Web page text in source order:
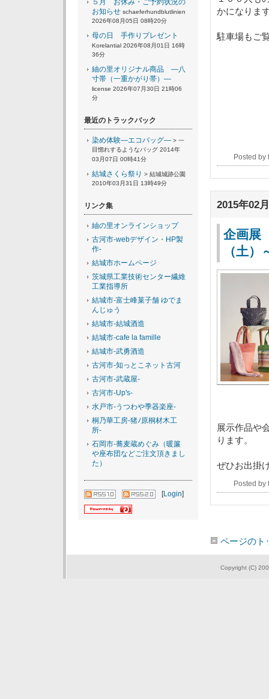
かになりま
駐車場もご
Posted
2015年02
企画展
（土
展示作品や
ります。
ぜひお出掛
Posted
ページのト
５月 お休み・ご予約状況の
お知らせ schaeferhundblutlinien
2026年08月05日 08時20分
母の日 手作りプレゼント
Korelantial 2026年08月01日 16時
36分
紬の里オリジナル商品 ―八
寸帯（一重かがり帯）―
license 2026年07月30日 21時06
分
最近のトラックバック
染め体験―エコバッグ― > 一
目惚れするようなバッグ 2014年
03月07日 00時41分
結城さくら祭り > 結城城跡公園
2010年03月31日 13時49分
リンク集
紬の里オンラインショップ
古河市-webデザイン・HP製
作-
結城市ホームページ
茨城県工業技術センター繊維
工業指導所
結城市-富士峰菓子舗 ゆでま
んじゅう
結城市-結城酒造
結城市-cafe la famille
結城市-武勇酒造
古河市-知っとこネット古河
古河市-武蔵屋-
古河市-Up's-
水戸市-うつわや季器楽座-
桐乃華工房-猪ﾉ原桐材木工
所-
石岡市-蕎麦蔵めぐみ（暖簾
や座布団などご注文頂きまし
た）
[Login]
Copyright (C)